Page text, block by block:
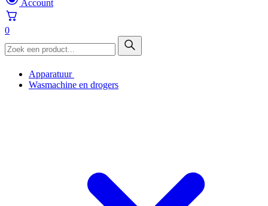
Account
0
Apparatuur
Wasmachine en drogers